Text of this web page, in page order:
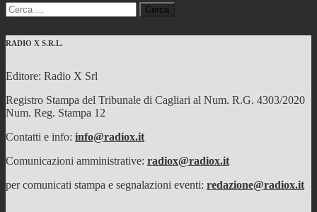
Ricerca
per:
RADIO X S.R.L.
Editore: Radio X Srl
Registro Stampa del Tribunale di Cagliari al Num. R.G. 4303/2020
Num. Reg. Stampa 12
Contatti e info: info@radiox.it
Comunicazioni amministrative: radiox@radiox.it
per comunicati stampa e segnalazioni eventi: redazione@radiox.it